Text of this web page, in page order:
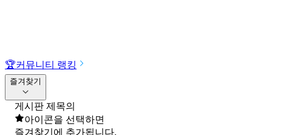
🏆커뮤니티 랭킹
즐겨찾기
게시판 제목의
아이콘을 선택하면
즐겨찾기에 추가됩니다.